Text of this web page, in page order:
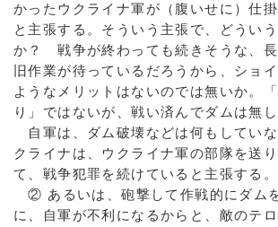
かったウクライナ軍が（腹いせに）仕
と主張する。そういう主張で、どうい
か？ 戦争が終わっても続きそうな、
旧作業が待っているだろうから、ショ
ようなメリットはないのでは無いか。
り」ではないが、戦い済んでダムは無し
自軍は、ダム破壊などは何もしてい
クライナは、ウクライナ軍の部隊を送
て、戦争犯罪を続けていると主張する。
② あるいは、砲撃して作戦的にダム
に、自軍が不利になるからと、敵のテ